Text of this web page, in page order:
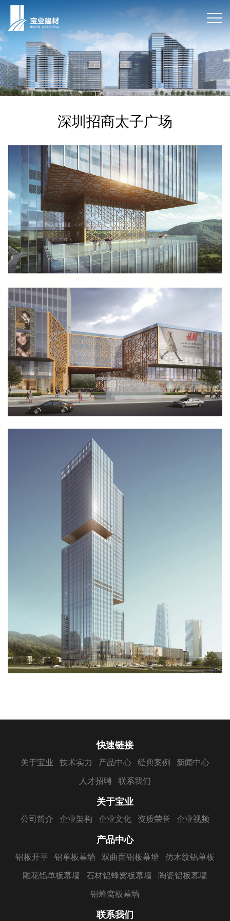
深圳招商太子广场
快速链接
关于宝业 技术实力 产品中心 经典案例 新闻中心
人才招聘 联系我们
关于宝业
公司简介 企业架构 企业文化 资质荣誉 企业视频
产品中心
铝板开平 铝单板幕墙 双曲面铝板幕墙 仿木纹铝单板
雕花铝单板幕墙 石材铝蜂窝板幕墙 陶瓷铝板幕墙
铝蜂窝板幕墙
联系我们